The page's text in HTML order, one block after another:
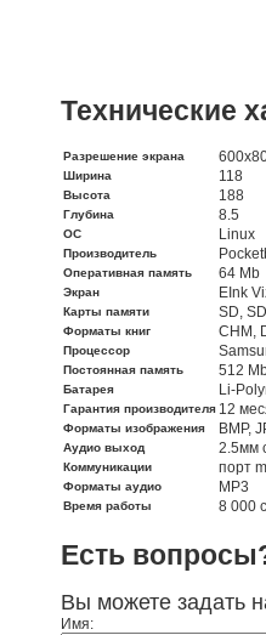
Технические
Разрешение экрана
Ширина 118
Высота 188
Глубина 8.5
ОС Linux
Производитель
Оперативная память 64 Mb
Экран EInk
Карты памяти SD,
Форматы книг CHM,
Процессор
Постоянная память 512
Батарея Li-
Гарантия производителя 12
Форматы изображения BMP,
Аудио выход 2.5мм
Коммуникации порт
Форматы аудио MP3
Время работы 8 000
Есть
Вы можете задать
Имя: